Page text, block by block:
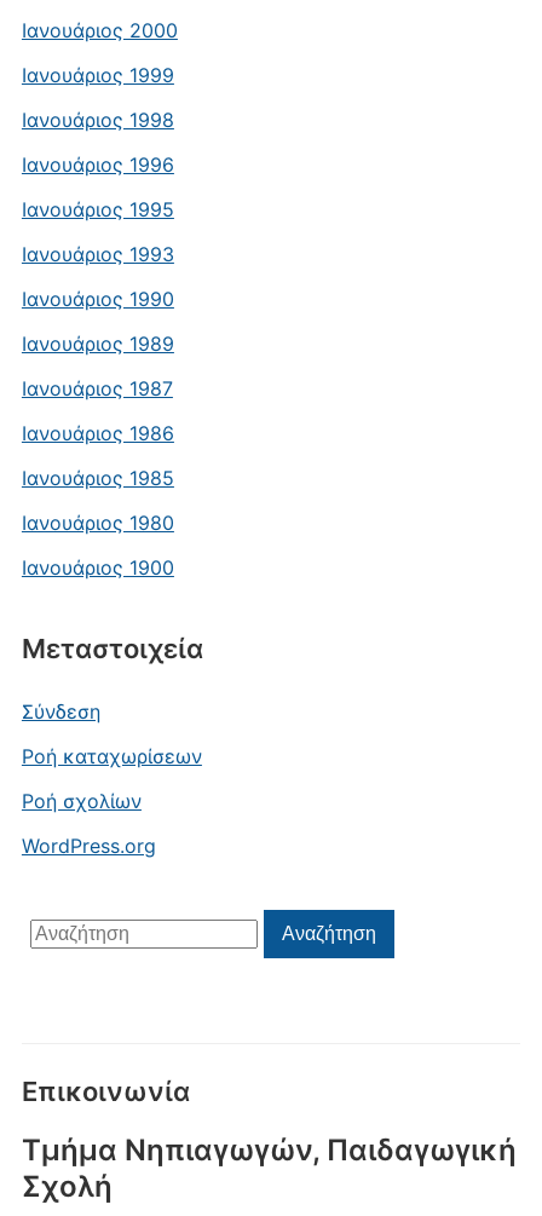
Ιανουάριος 2000
Ιανουάριος 1999
Ιανουάριος 1998
Ιανουάριος 1996
Ιανουάριος 1995
Ιανουάριος 1993
Ιανουάριος 1990
Ιανουάριος 1989
Ιανουάριος 1987
Ιανουάριος 1986
Ιανουάριος 1985
Ιανουάριος 1980
Ιανουάριος 1900
Μεταστοιχεία
Σύνδεση
Ροή καταχωρίσεων
Ροή σχολίων
WordPress.org
Αναζήτηση
για:
Αναζήτηση
Επικοινωνία
Τμήμα Νηπιαγωγών, Παιδαγωγική
Σχολή